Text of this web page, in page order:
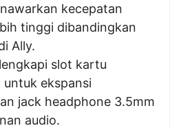
kecepatan
tinggi dibandingkan
Ally.
slot kartu
untuk ekspansi
jack headphone 3.5mm
audio.